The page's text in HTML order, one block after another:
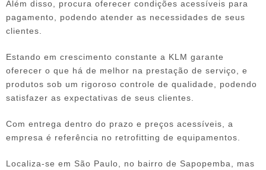
Além disso, procura oferecer condições acessíveis para
pagamento, podendo atender as necessidades de seus
clientes.
Estando em crescimento constante a KLM garante
oferecer o que há de melhor na prestação de serviço, e
produtos sob um rigoroso controle de qualidade, podendo
satisfazer as expectativas de seus clientes.
Com entrega dentro do prazo e preços acessíveis, a
empresa é referência no retrofitting de equipamentos
Localiza-se em São Paulo, no bairro de Sapopemba, mas